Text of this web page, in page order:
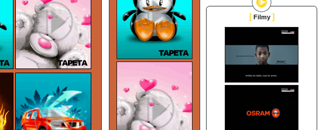
[ Filmy ]